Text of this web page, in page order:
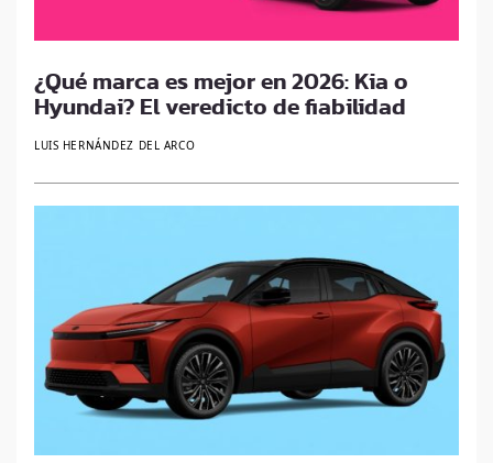
¿Qué marca es mejor en 2026: Kia o
Hyundai? El veredicto de fiabilidad
LUIS HERNÁNDEZ DEL ARCO